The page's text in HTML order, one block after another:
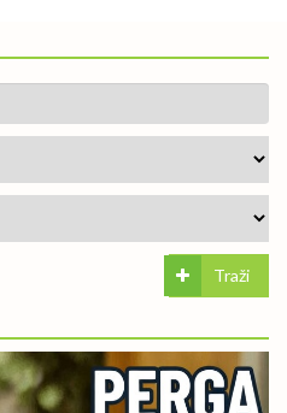
Traži